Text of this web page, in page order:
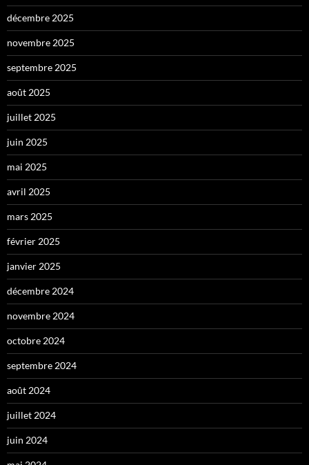
décembre 2025
novembre 2025
septembre 2025
août 2025
juillet 2025
juin 2025
mai 2025
avril 2025
mars 2025
février 2025
janvier 2025
décembre 2024
novembre 2024
octobre 2024
septembre 2024
août 2024
juillet 2024
juin 2024